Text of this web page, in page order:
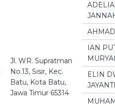
Jl. WR. Supratman
No.13, Sisir, Kec.
Batu, Kota Batu,
Jawa Timur 65314
IAN
ELIN